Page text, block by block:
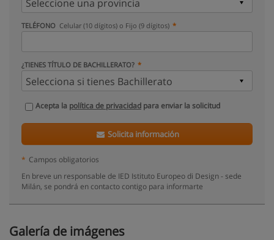
TELÉFONO Celular (10 dígitos) o Fijo (9 dígitos)
¿TIENES TÍTULO DE BACHILLERATO?
Acepta la política de privacidad para enviar la solicitud
Solicita información
* Campos obligatorios
En breve un responsable de IED Istituto Europeo di Design - sede
Milán, se pondrá en contacto contigo para informarte
Galería de imágenes